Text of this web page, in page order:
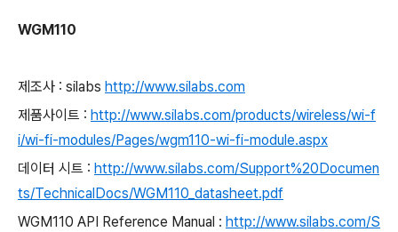
WGM110
제조사 : silabs http://www.silabs.com
제품사이트 : http://www.silabs.com/products/wireless/wi-f
i/wi-fi-modules/Pages/wgm110-wi-fi-module.aspx
데이터 시트 : http://www.silabs.com/Support%20Documen
ts/TechnicalDocs/WGM110_datasheet.pdf
WGM110 API Reference Manual : http://www.silabs.com/S